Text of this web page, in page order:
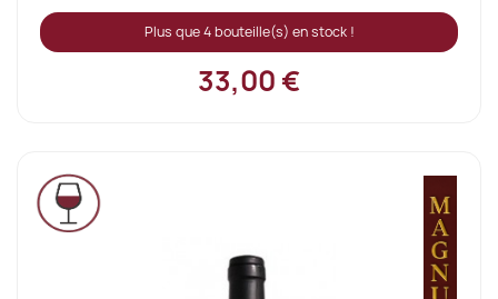
Plus que 4 bouteille(s) en stock !
33,00 €